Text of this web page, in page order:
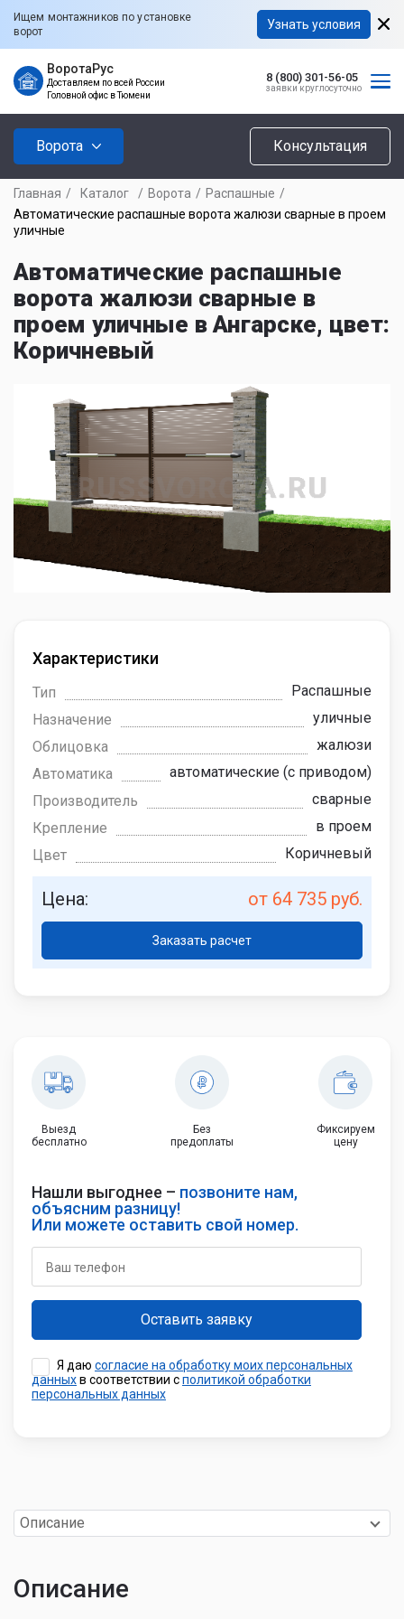
Ищем монтажников по установке
ворот
Узнать условия
ВоротаРус
Доставляем по всей России
Головной офис в Тюмени
8 (800) 301-56-05
заявки круглосуточно
Ворота Консультация
Главная / Каталог / Ворота / Распашные /
Автоматические распашные ворота жалюзи сварные в проем
уличные
Автоматические распашные
ворота жалюзи сварные в
проем уличные в Ангарске, цвет:
Коричневый
Характеристики
Тип
Распашные
Назначение
уличные
Облицовка
жалюзи
Автоматика
автоматические (с приводом)
Производитель
сварные
Крепление
в проем
Цвет
Коричневый
Цена: от 64 735 руб.
Заказать расчет
Выезд
бесплатно
Без
предоплаты
Фиксируем
цену
Нашли выгоднее – позвоните нам,
объясним разницу!
Или можете оставить свой номер.
Я даю согласие на обработку моих персональных
данныхв соответствии сполитикой обработки
персональных данных
Описание
Описание